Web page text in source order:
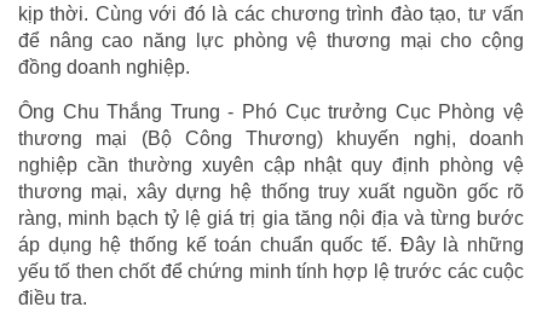
kịp thời. Cùng với đó là các chương trình đào tạo, tư vấn
để nâng cao năng lực phòng vệ thương mại cho cộng
đồng doanh nghiệp.
Ông Chu Thắng Trung - Phó Cục trưởng Cục Phòng vệ
thương mại (Bộ Công Thương) khuyến nghị, doanh
nghiệp cần thường xuyên cập nhật quy định phòng vệ
thương mại, xây dựng hệ thống truy xuất nguồn gốc rõ
ràng, minh bạch tỷ lệ giá trị gia tăng nội địa và từng bước
áp dụng hệ thống kế toán chuẩn quốc tế. Đây là những
yếu tố then chốt để chứng minh tính hợp lệ trước các cuộc
điều tra.